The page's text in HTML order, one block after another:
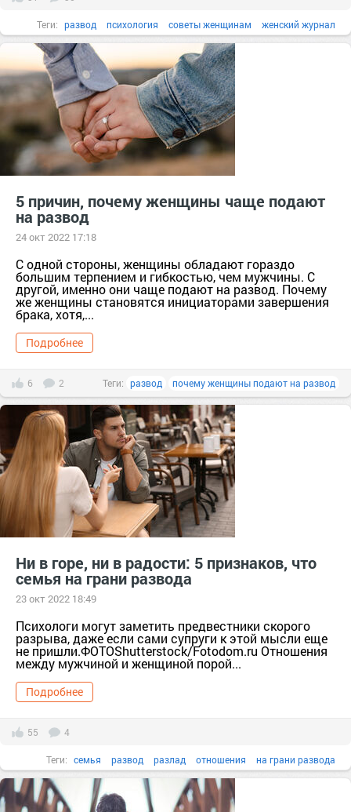
Теги: развод психология советы женщинам женский журнал
5 причин, почему женщины чаще подают
на развод
24 окт 2022 17:18
C одной стороны, женщины обладают гораздо
большим терпением и гибкостью, чем мужчины. С
другой, именно они чаще подают на развод. Почему
же женщины становятся инициаторами завершения
брака, хотя,...
Подробнее
6 2 Теги: развод почему женщины подают на развод
Ни в горе, ни в радости: 5 признаков, что
семья на грани развода
23 окт 2022 18:49
Психологи могут заметить предвестники скорого
разрыва, даже если сами супруги к этой мысли еще
не пришли.ФОТОShutterstock/Fotodom.ru Отношения
между мужчиной и женщиной порой...
Подробнее
55 4
Теги: семья развод разлад отношения на грани развода
как понять что он хочет развестись